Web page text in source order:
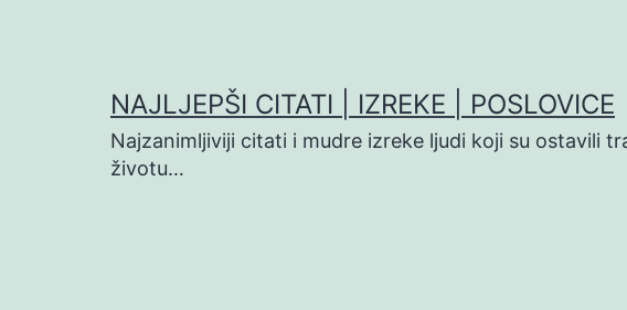
NAJLJEPŠI CITATI | IZREKE | POSLOVICE
Najzanimljiviji citati i mudre izreke ljudi koji su ostavili
životu…